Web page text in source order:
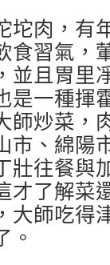
坨肉，有
食習氣，
並且胃里
是一種揮
師炒菜，
市、綿陽
壯往餐與
才了解菜
大師吃得
。